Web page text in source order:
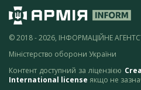
© 2018 - 2026, ІНФОРМАЦІЙНЕ
Міністерство оборони України
Контент доступний за ліцензією
International license якщо не